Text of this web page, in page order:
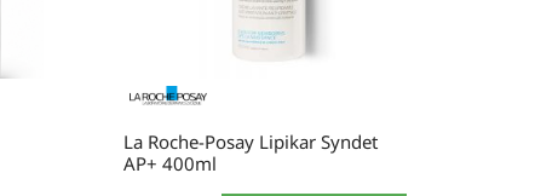
La Roche-Posay Lipikar Syndet
AP+ 400ml